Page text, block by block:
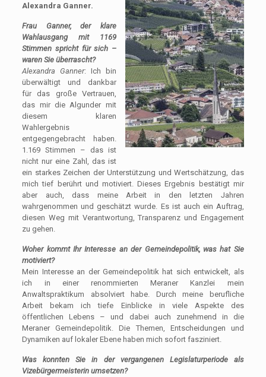
Alexandra Ganner.
Frau Ganner, der klare
Wahlausgang mit 1169
Stimmen spricht für sich –
waren Sie überrascht?
Alexandra Ganner: Ich bin
überwältigt und dankbar
für das große Vertrauen,
das mir die Algunder mit
diesem klaren
Wahlergebnis
entgegengebracht haben.
1.169 Stimmen – das ist
nicht nur eine Zahl, das ist
ein starkes Zeichen der Unterstützung und Wertschätzung, das
mich tief berührt und motiviert. Dieses Ergebnis bestätigt mir
aber auch, dass meine Arbeit in den letzten Jahren
wahrgenommen und geschätzt wurde. Es ist auch ein Auftrag,
diesen Weg mit Verantwortung, Transparenz und Engagement
zu gehen.
Woher kommt Ihr Interesse an der Gemeindepolitik, was hat Sie
motiviert?
Mein Interesse an der Gemeindepolitik hat sich entwickelt, als
ich in einer renommierten Meraner Kanzlei mein
Anwaltspraktikum absolviert habe. Durch meine berufliche
Arbeit bekam ich tiefe Einblicke in viele Aspekte des
öffentlichen Lebens – und dabei auch zunehmend in die
Meraner Gemeindepolitik. Die Themen, Entscheidungen und
Dynamiken auf lokaler Ebene haben mich sofort fasziniert.
Was konnten Sie in der vergangenen Legislaturperiode als
Vizebürgermeisterin umsetzen?